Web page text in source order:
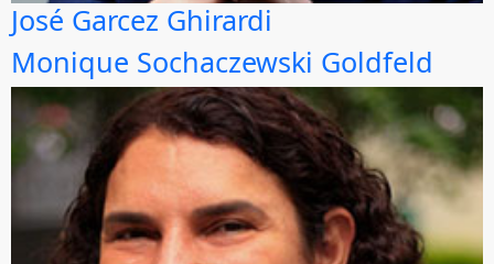
José Garcez Ghirardi
Monique Sochaczewski Goldfeld